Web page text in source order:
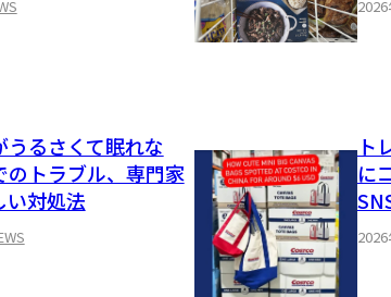
うるさくて眠れな
のトラブル、専門家
い対処法
ト
に